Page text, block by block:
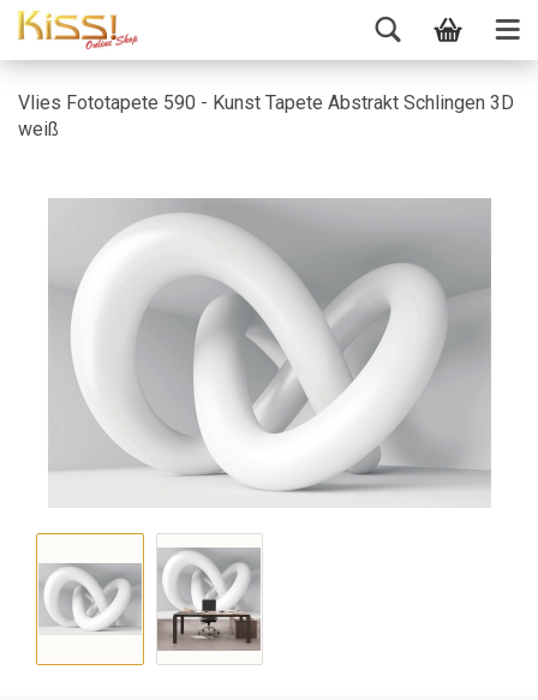
Vlies Fototapete 590 - Kunst Tapete Abstrakt Schlingen 3D
weiß